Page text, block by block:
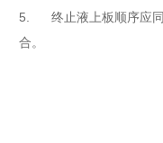
5. 终止液上板顺序应同
合。